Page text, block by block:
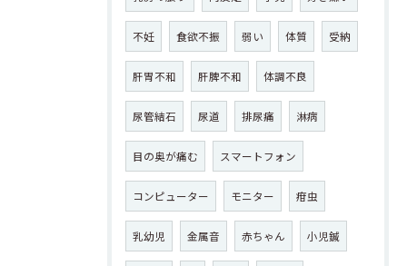
不妊 食欲不振 弱い 体質 受納
肝胃不和 肝脾不和 体調不良
尿管結石 尿道 排尿痛 淋病
目の奥が痛む スマートフォン
コンピューター モニター 疳虫
乳幼児 金属音 赤ちゃん 小児鍼